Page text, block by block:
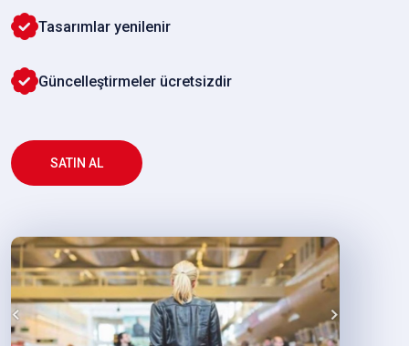
Tasarımlar yenilenir
Güncelleştirmeler ücretsizdir
SATIN AL